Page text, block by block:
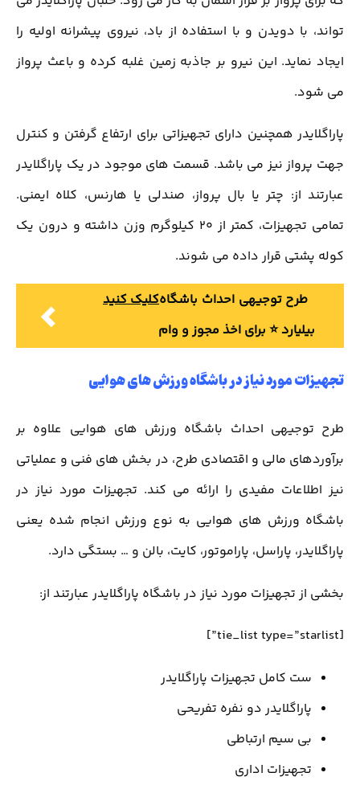
تواند، با دویدن و با استفاده از باد، نیروی پیشرانه اولیه را
ایجاد نماید. این نیرو بر جاذبه زمین غلبه کرده و باعث پرواز
می شود.
پاراگلایدر همچنین دارای تجهیزاتی برای ارتفاع گرفتن و کنترل
جهت پرواز نیز می باشد. قسمت های موجود در یک پاراگلایدر
عبارتند از: چتر یا بال پرواز، صندلی یا هارنس، کلاه ایمنی.
تمامی تجهیزات، کمتر از 20 کیلوگرم وزن داشته و درون یک
کوله پشتی قرار داده می شوند.
کلیک کنیدطرح توجیهی احداث باشگاه
بیلیارد ⭐️ برای اخذ مجوز و وام
تجهیزات مورد نیاز در باشگاه ورزش های هوایی
طرح توجیهی احداث باشگاه ورزش های هوایی علاوه بر
برآوردهای مالی و اقتصادی طرح، در بخش های فنی و عملیاتی
نیز اطلاعات مفیدی را ارائه می کند. تجهیزات مورد نیاز در
باشگاه ورزش های هوایی به نوع ورزش انجام شده یعنی
پاراگلایدر، پاراسل، پاراموتور، کایت، بالن و … بستگی دارد.
بخشی از تجهیزات مورد نیاز در باشگاه پاراگلایدر عبارتند از:
[tie_list type=”starlist”]
ست کامل تجهیزات پاراگلایدر
پاراگلایدر دو نفره تفریحی
بی سیم ارتباطی
تجهیزات اداری